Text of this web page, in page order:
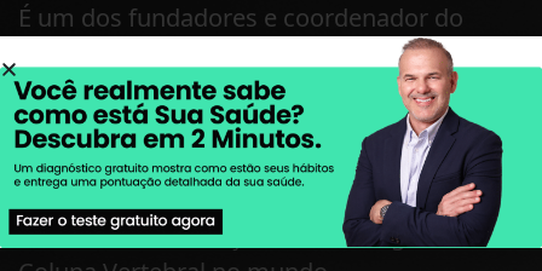
É um dos fundadores e coordenador do
EndoColuna, um grupo de especialistas em
Coluna, que promove Educação Continuada
para cirurgiões de coluna que querem
aprender e se aperfeiçoarem na técnica.
Atua há 15 anos e realizou estágios nos
Centros mais Avançados de Cirurgia da